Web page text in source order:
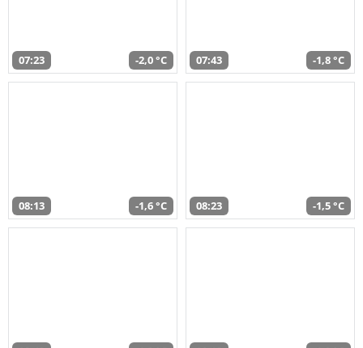
07:23 -2,0 °C 07:43 -1,8 °C
08:13 -1,6 °C 08:23 -1,5 °C